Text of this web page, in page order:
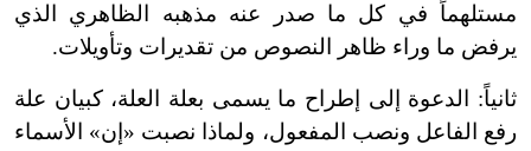
مستلهماً في كل ما صدر عنه مذهبه الظاهري الذي
يرفض ما وراء ظاهر النصوص من تقديرات وتأويلات.
ثانياً: الدعوة إلى إطراح ما يسمى بعلة العلة، كبيان علة
رفع الفاعل ونصب المفعول، ولماذا نصبت «إن» الأسماء